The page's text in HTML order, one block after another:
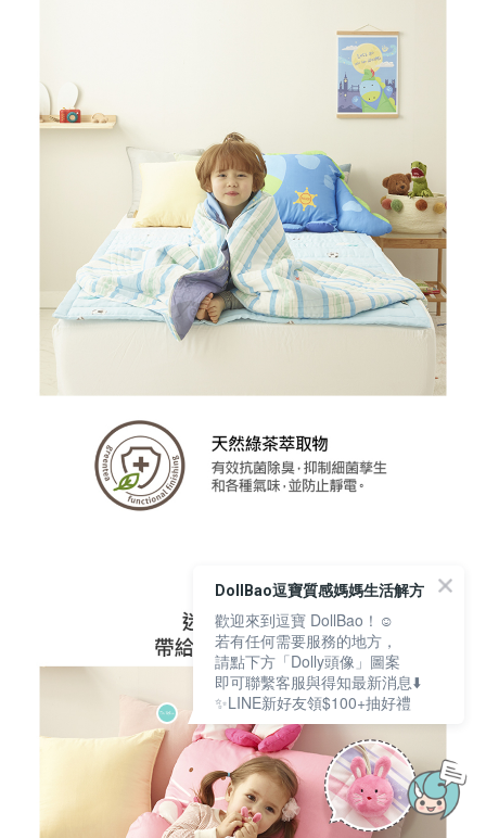
DollBao逗寶質感媽媽生活解方
歡迎來到逗寶 DollBao！☺️
若有任何需要服務的地方，
請點下方「Dolly頭像」圖案
即可聯繫客服與得知最新消息⬇️
✨LINE新好友領$100+抽好禮